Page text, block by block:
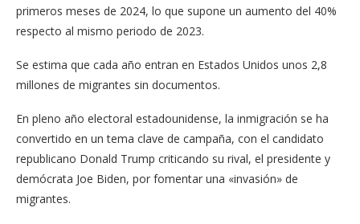
primeros meses de 2024, lo que supone un aumento del 40%
respecto al mismo periodo de 2023.
Se estima que cada año entran en Estados Unidos unos 2,8
millones de migrantes sin documentos.
En pleno año electoral estadounidense, la inmigración se ha
convertido en un tema clave de campaña, con el candidato
republicano Donald Trump criticando su rival, el presidente y
demócrata Joe Biden, por fomentar una «invasión» de
migrantes.